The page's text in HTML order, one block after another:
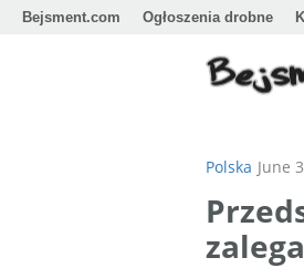
Bejsment.com Ogłoszenia drobne
Polska June